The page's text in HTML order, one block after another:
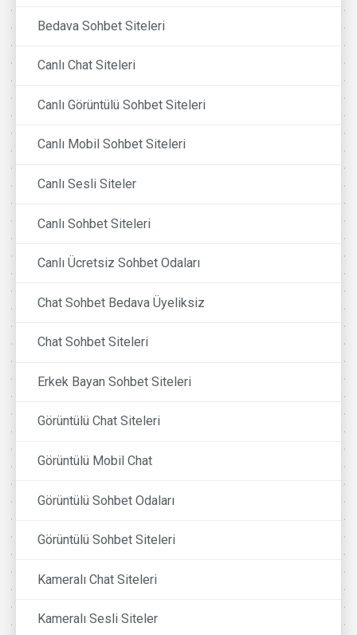
Bedava Sohbet Siteleri
Canlı Chat Siteleri
Canlı Görüntülü Sohbet Siteleri
Canlı Mobil Sohbet Siteleri
Canlı Sesli Siteler
Canlı Sohbet Siteleri
Canlı Ücretsiz Sohbet Odaları
Chat Sohbet Bedava Üyeliksiz
Chat Sohbet Siteleri
Erkek Bayan Sohbet Siteleri
Görüntülü Chat Siteleri
Görüntülü Mobil Chat
Görüntülü Sohbet Odaları
Görüntülü Sohbet Siteleri
Kameralı Chat Siteleri
Kameralı Sesli Siteler